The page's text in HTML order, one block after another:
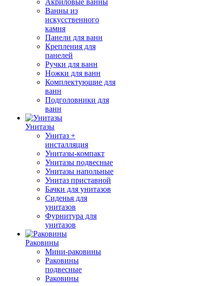
Акриловые ванны
Ванны из
искусственного
камня
Панели для ванн
Крепления для
панелей
Ручки для ванн
Ножки для ванн
Комплектующие для
ванн
Подголовники для
ванн
Унитазы
Унитаз +
инсталляция
Унитазы-компакт
Унитазы подвесные
Унитазы напольные
Унитаз приставной
Бачки для унитазов
Сиденья для
унитазов
Фурнитура для
унитазов
Раковины
Мини-раковины
Раковины
подвесные
Раковины